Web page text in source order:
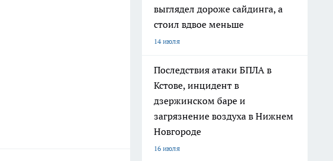
выглядел дороже сайдинга, а
стоил вдвое меньше
14 июля
Последствия атаки БПЛА в
Кстове, инцидент в
дзержинском баре и
загрязнение воздуха в Нижнем
Новгороде
16 июля